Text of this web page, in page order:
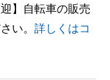
】自転車の販売
い。 詳しくはコ